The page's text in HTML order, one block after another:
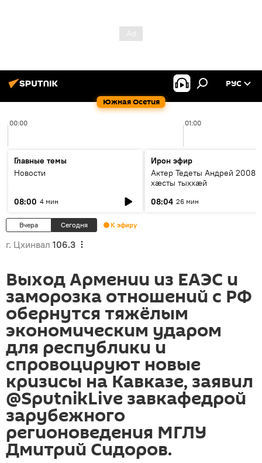
Южная Осетия
РУС
00:00 01:00
Главные темы
Новости
08:00 4 мин
Ирон эфир
Актер Тедеты Андрей 2008
хæсты тыххæй
08:04 26 мин
Вчера Сегодня К эфиру
г. Цхинвал 106.3
Выход Армении из ЕАЭС и
заморозка отношений с РФ
обернутся тяжёлым
экономическим ударом
для республики и
спровоцируют новые
кризисы на Кавказе, заявил
@SputnikLive завкафедрой
зарубежного
регионоведения МГЛУ
Дмитрий Сидоров.